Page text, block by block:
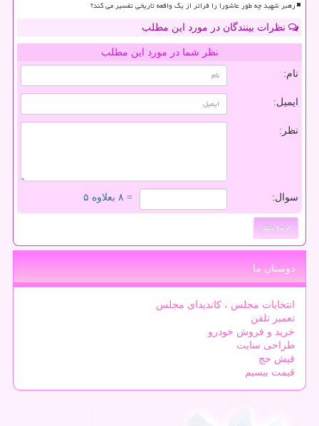
رهبر شهید چه طور عاشورا را فراتر از یک واقعه تاریخی تفسیر می کند؟
نظرات بینندگان در مورد این مطلب
نظر شما در مورد این مطلب
نام:
ایمیل:
نظر:
سوال: = ۸ بعلاوه ۵
دوستان ما
انتخابات مجلس ، کاندیدای مجلس
تعمیر تلفن
خرید و فروش خودرو
طراحی سایت
فیش حج
قیمت بیسیم